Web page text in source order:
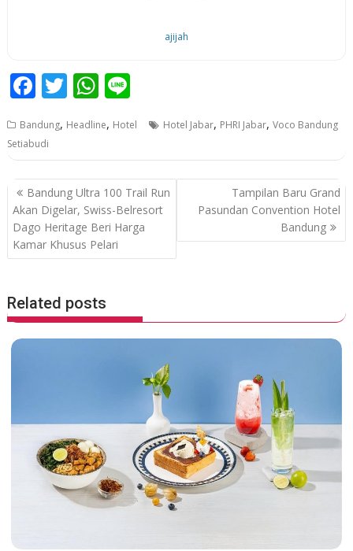
ajijah
F
e
b
o
o
k
T
itt
er
W
at
s
A
p
p
e
Bandung, Headline, Hotel Hotel Jabar, PHRI Jabar,Voco Bandung
Setiabudi
P
o
s
t
a
v
g
Bandung Ultra 100 Trail Run
Akan Digelar, Swiss-Belresort
Dago Heritage Beri Harga
Kamar Khusus Pelari
Tampilan Baru Grand
Pasundan Convention Hotel
Bandung
Related posts